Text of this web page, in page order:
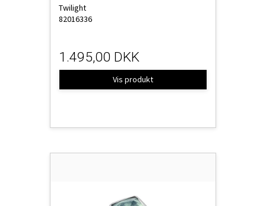
Twilight
82016336
1.495,00 DKK
Vis produkt